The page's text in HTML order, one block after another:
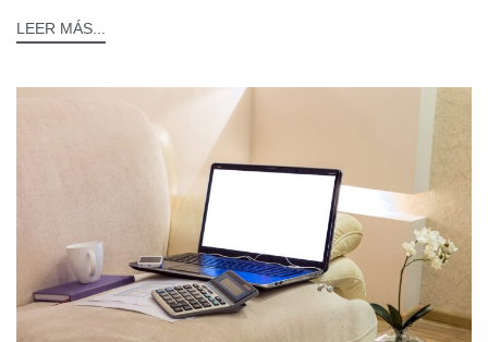
LEER MÁS...